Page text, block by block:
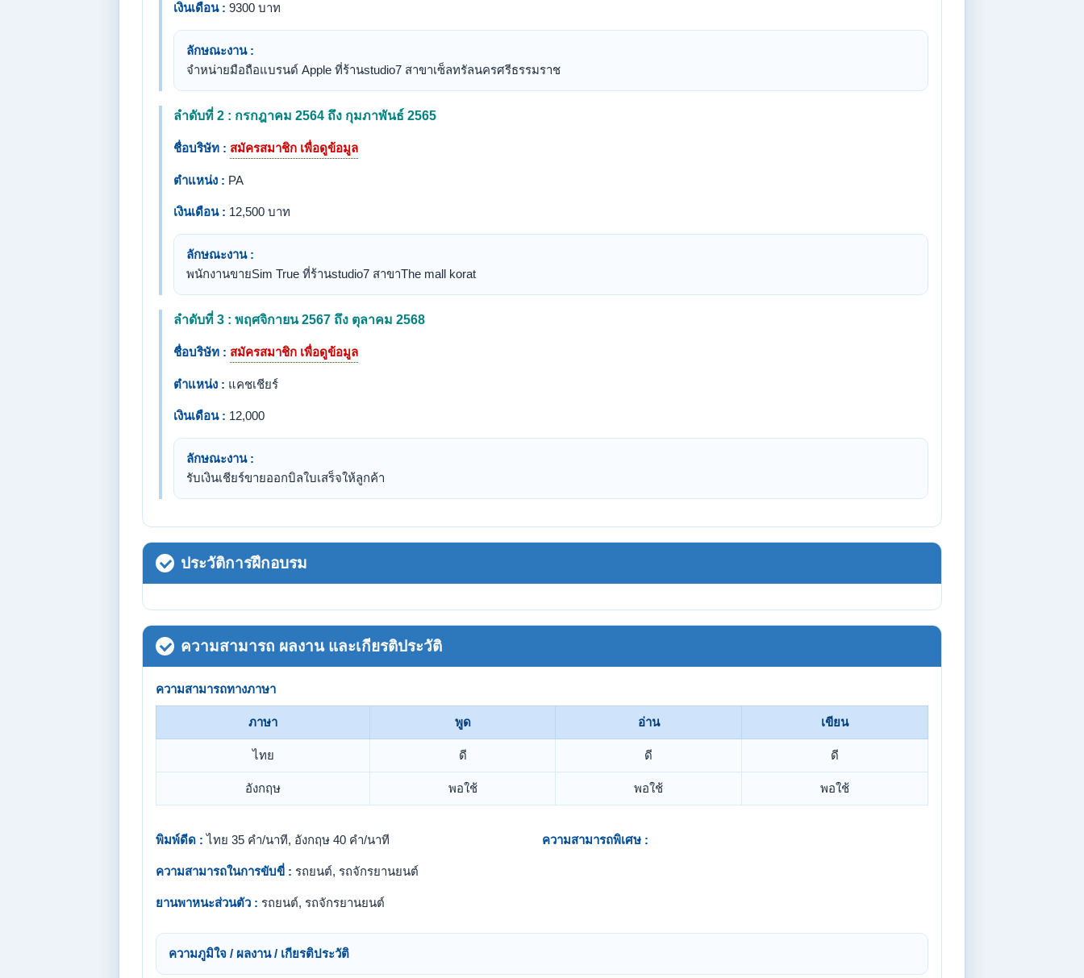
เงินเดือน : 9300 บาท
ลักษณะงาน :
จำหน่ายมือถือแบรนด์ Apple ที่ร้านstudio7 สาขาเซ็ลทรัลนครศรีธรรมราช
ลำดับที่ 2 : กรกฎาคม 2564 ถึง กุมภาพันธ์ 2565
ชื่อบริษัท : สมัครสมาชิก เพื่อดูข้อมูล
ตำแหน่ง : PA
เงินเดือน : 12,500 บาท
ลักษณะงาน :
พนักงานขายSim True ที่ร้านstudio7 สาขาThe mall korat
ลำดับที่ 3 : พฤศจิกายน 2567 ถึง ตุลาคม 2568
ชื่อบริษัท : สมัครสมาชิก เพื่อดูข้อมูล
ตำแหน่ง : แคชเชียร์
เงินเดือน : 12,000
ลักษณะงาน :
รับเงินเชียร์ขายออกบิลใบเสร็จให้ลูกค้า
ประวัติการฝึกอบรม
ความสามารถ ผลงาน และเกียรติประวัติ
ความสามารถทางภาษา
ภาษา พูด อ่าน เขียน
ไทย ดี ดี ดี
อังกฤษ พอใช้ พอใช้ พอใช้
พิมพ์ดีด : ไทย 35 คำ/นาที, อังกฤษ 40 คำ/นาที
ความสามารถในการขับขี่ : รถยนต์, รถจักรยานยนต์
ยานพาหนะส่วนตัว : รถยนต์, รถจักรยานยนต์
ความสามารถพิเศษ :
ความภูมิใจ / ผลงาน / เกียรติประวัติ